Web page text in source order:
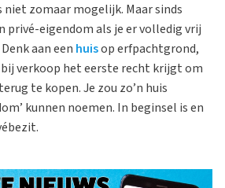
zomaar mogelijk. Maar sinds
privé-eigendom als je er volledig vrij
aan een huisop erfpachtgrond,
verkoop het eerste recht krijgt om
te kopen. Je zou zo’n huis
kunnen noemen. In beginsel is en